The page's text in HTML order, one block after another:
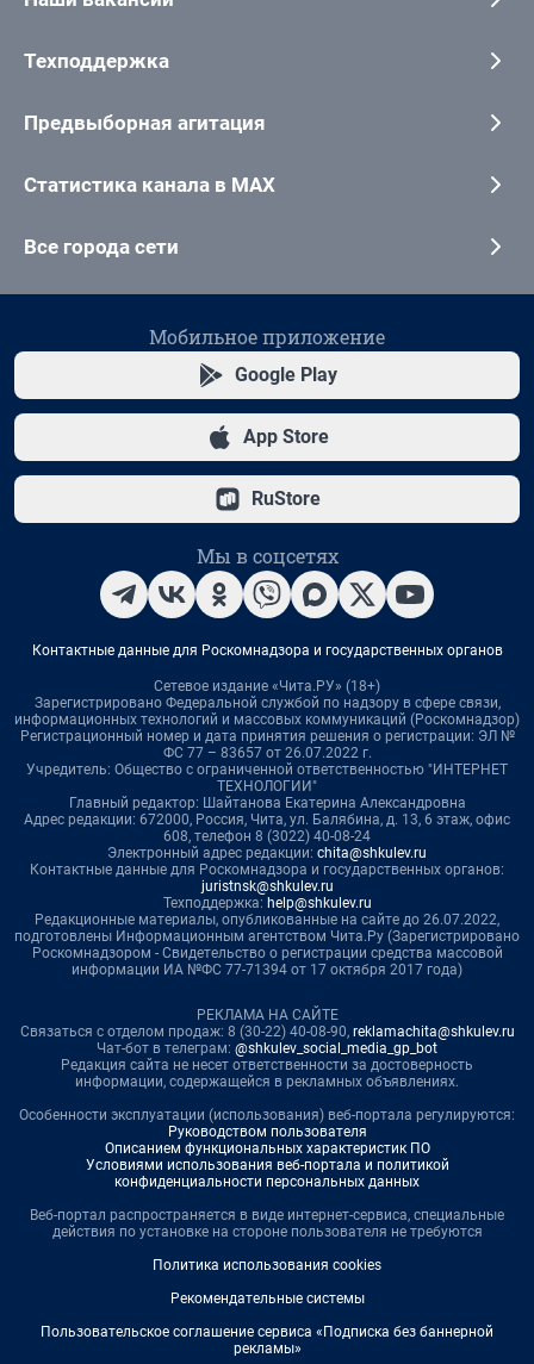
Техподдержка
Предвыборная агитация
Статистика канала в MAX
Все города сети
Мобильное приложение
Google Play
App Store
RuStore
Мы в соцсетях
Контактные данные для Роскомнадзора и государственных органов
Сетевое издание «Чита.РУ» (18+)
Зарегистрировано Федеральной службой по надзору в сфере связи,
информационных технологий и массовых коммуникаций (Роскомнадзор)
Регистрационный номер и дата принятия решения о регистрации: ЭЛ №
ФС 77 – 83657 от 26.07.2022 г.
Учредитель: Общество с ограниченной ответственностью "ИНТЕРНЕТ
ТЕХНОЛОГИИ"
Главный редактор: Шайтанова Екатерина Александровна
Адрес редакции: 672000, Россия, Чита, ул. Балябина, д. 13, 6 этаж, офис
608, телефон 8 (3022) 40-08-24
Электронный адрес редакции: chita@shkulev.ru
Контактные данные для Роскомнадзора и государственных органов:
juristnsk@shkulev.ru
Техподдержка: help@shkulev.ru
Редакционные материалы, опубликованные на сайте до 26.07.2022,
подготовлены Информационным агентством Чита.Ру (Зарегистрировано
Роскомнадзором - Свидетельство о регистрации средства массовой
информации ИА №ФС 77-71394 от 17 октября 2017 года)
РЕКЛАМА НА САЙТЕ
Связаться с отделом продаж: 8 (30-22) 40-08-90, reklamachita@shkulev.ru
Чат-бот в телеграм: @shkulev_social_media_gp_bot
Редакция сайта не несет ответственности за достоверность
информации, содержащейся в рекламных объявлениях.
Особенности эксплуатации (использования) веб-портала регулируются:
Руководством пользователя
Описанием функциональных характеристик ПО
Условиями использования веб-портала и политикой
конфиденциальности персональных данных
Веб-портал распространяется в виде интернет-сервиса, специальные
действия по установке на стороне пользователя не требуются
Политика использования cookies
Рекомендательные системы
Пользовательское соглашение сервиса «Подписка без баннерной
рекламы»